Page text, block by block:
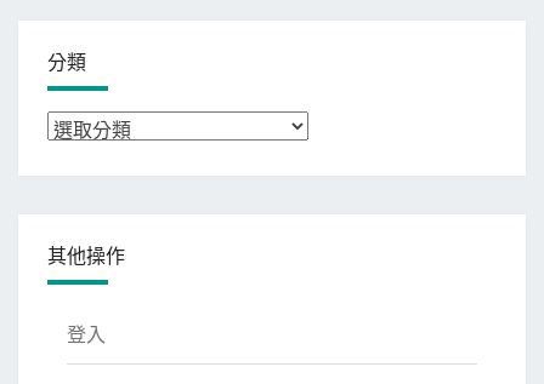
分類
分
其他操作
登入